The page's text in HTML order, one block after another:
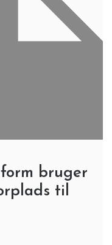
bruger
til